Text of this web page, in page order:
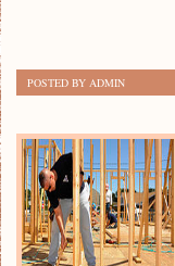
DOMU?
POSTED BY ADMIN